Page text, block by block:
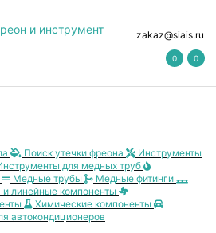
и инструмент zakaz@siais.ru
0 0
Поиск утечки фреона
Инструменты
для медных труб
Медные трубы
Медные фитинги
и линейные компоненты
Химические компоненты
автокондиционеров